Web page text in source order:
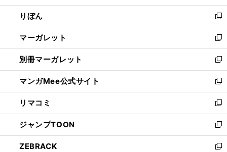
開
く
ウ
で
開
く
ン
ド
ウ
で
開
く
ウ
ィ
ン
ド
ウ
で
開
く
りぼん
新
し
い
ウ
ィ
ン
ド
ウ
で
開
く
マーガレット
新
し
い
ウ
ィ
ン
ド
ウ
で
開
く
別冊マーガレット
新
し
い
ウ
ィ
ン
ド
ウ
で
マンガMee公式サイト
新
し
い
ウ
ィ
ン
ド
リマコミ
新
し
い
ウ
ィ
ジャンプTOON
新
し
い
ZEBRACK
新